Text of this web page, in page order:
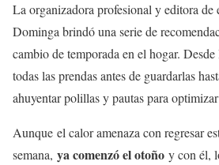
La organizadora profesional y editora de
Dominga brindó una serie de
cambio de temporada en el hogar.
todas las prendas antes de guardarlas
ahuyentar polillas y pautas para
Aunque el calor amenaza con regresar
semana, ya comenzó el otoño y con él,